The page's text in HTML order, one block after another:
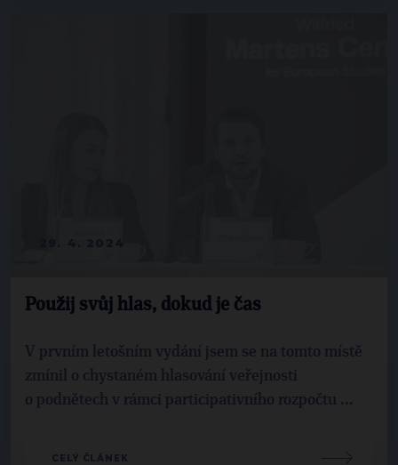
Použij svůj hlas, dokud je čas
V prvním letošním vydání jsem se na tomto místě
zmínil o chystaném hlasování veřejnosti
o podnětech v rámci participativního rozpočtu ...
CELÝ ČLÁNEK